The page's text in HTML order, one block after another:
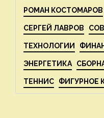
РОМАН КОСТОМАРОВ
СЕРГЕЙ ЛАВРОВ
ТЕХНОЛОГИИ
ЭНЕРГЕТИКА
ТЕННИС ФИГУРНОЕ